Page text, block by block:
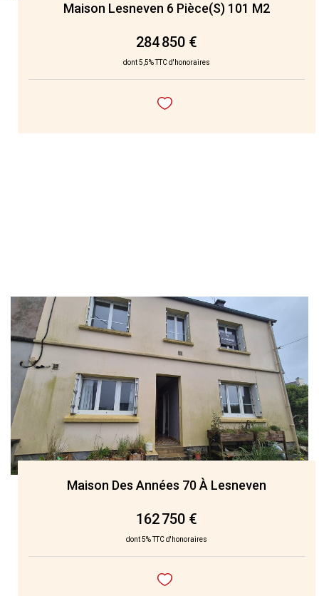
Maison Lesneven 6 Pièce(s) 101 M2
284 850 €
dont 5,5% TTC d'honoraires
Maison Des Années 70 À Lesneven
162 750 €
dont 5% TTC d'honoraires